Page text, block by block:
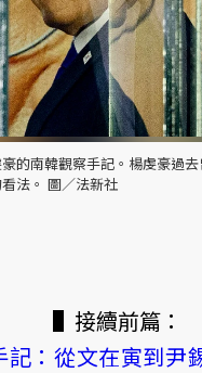
的南韓觀察手記。楊虔豪過
法。 圖／法新社
▌接續前篇：
記：從文在寅到尹